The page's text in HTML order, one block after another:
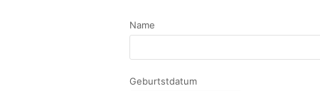
Name
Geburtstdatum